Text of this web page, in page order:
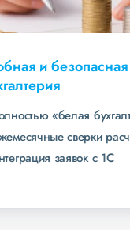
с клиентами